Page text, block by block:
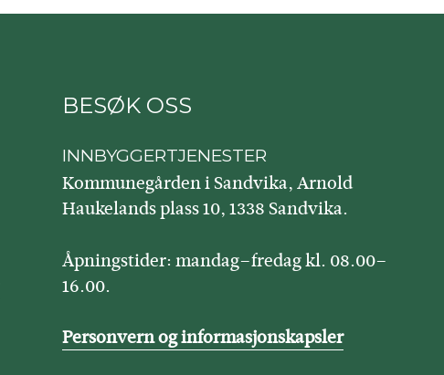
BESØK OSS
INNBYGGERTJENESTER
Kommunegården i Sandvika, Arnold
Haukelands plass 10, 1338 Sandvika.
Åpningstider: mandag–fredag kl. 08.00–
16.00.
Personvern og informasjonskapsler